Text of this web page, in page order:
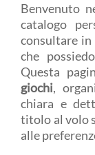
Benvenuto
catalogo
consultare
che
Questa
giochi,
chiara e
titolo al volo
alle